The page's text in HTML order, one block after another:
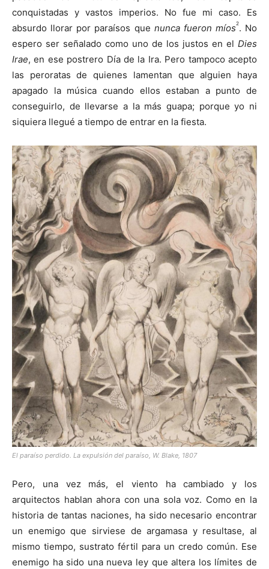
conquistadas y vastos imperios. No fue mi caso. Es
absurdo llorar por paraísos que nunca fueron míos2. No
espero ser señalado como uno de los justos en el Dies
Irae, en ese postrero Día de la Ira. Pero tampoco acepto
las peroratas de quienes lamentan que alguien haya
apagado la música cuando ellos estaban a punto de
conseguirlo, de llevarse a la más guapa; porque yo ni
siquiera llegué a tiempo de entrar en la fiesta.
El paraíso perdido. La expulsión del paraíso, W. Blake, 1807
Pero, una vez más, el viento ha cambiado y los
arquitectos hablan ahora con una sola voz. Como en la
historia de tantas naciones, ha sido necesario encontrar
un enemigo que sirviese de argamasa y resultase, al
mismo tiempo, sustrato fértil para un credo común. Ese
enemigo ha sido una nueva ley que altera los límites de